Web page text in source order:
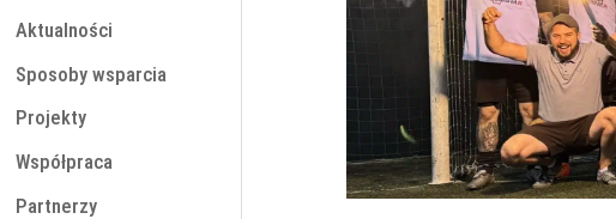
Aktualności
Sposoby wsparcia
Projekty
Współpraca
Partnerzy